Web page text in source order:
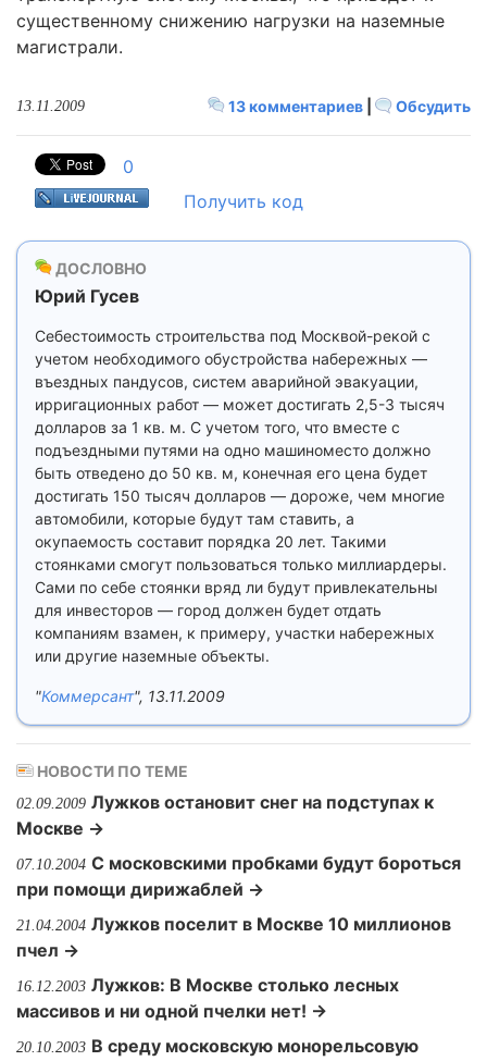
существенному снижению нагрузки на наземные
магистрали.
13 комментариев Обсудить
13.11.2009
0
Получить код
ДОСЛОВНО
Юрий Гусев
Себестоимость строительства под Москвой-рекой с
учетом необходимого обустройства набережных —
въездных пандусов, систем аварийной эвакуации,
ирригационных работ — может достигать 2,5-3 тысяч
долларов за 1 кв. м. С учетом того, что вместе с
подъездными путями на одно машиноместо должно
быть отведено до 50 кв. м, конечная его цена будет
достигать 150 тысяч долларов — дороже, чем многие
автомобили, которые будут там ставить, а
окупаемость составит порядка 20 лет. Такими
стоянками смогут пользоваться только миллиардеры.
Сами по себе стоянки вряд ли будут привлекательны
для инвесторов — город должен будет отдать
компаниям взамен, к примеру, участки набережных
или другие наземные объекты.
"Коммерсант", 13.11.2009
НОВОСТИ ПО ТЕМЕ
02.09.2009 Лужков остановит снег на подступах к
Москве →
07.10.2004 C московскими пробками будут бороться
при помощи дирижаблей →
21.04.2004 Лужков поселит в Москве 10 миллионов
пчел →
16.12.2003 Лужков: В Москве столько лесных
массивов и ни одной пчелки нет! →
20.10.2003 В среду московскую монорельсовую